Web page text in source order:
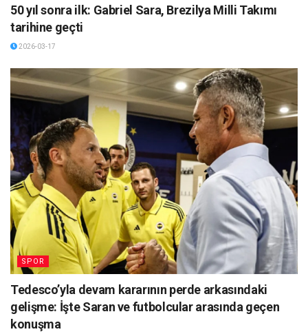
50 yıl sonra ilk: Gabriel Sara, Brezilya Milli Takımı
tarihine geçti
2026-03-17
SPOR
Tedesco’yla devam kararının perde arkasındaki
gelişme: İşte Saran ve futbolcular arasında geçen
konuşma